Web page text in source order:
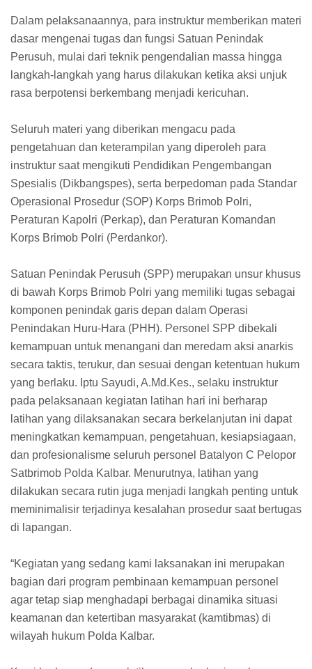
Dalam pelaksanaannya, para instruktur memberikan materi
dasar mengenai tugas dan fungsi Satuan Penindak
Perusuh, mulai dari teknik pengendalian massa hingga
langkah-langkah yang harus dilakukan ketika aksi unjuk
rasa berpotensi berkembang menjadi kericuhan.
Seluruh materi yang diberikan mengacu pada
pengetahuan dan keterampilan yang diperoleh para
instruktur saat mengikuti Pendidikan Pengembangan
Spesialis (Dikbangspes), serta berpedoman pada Standar
Operasional Prosedur (SOP) Korps Brimob Polri,
Peraturan Kapolri (Perkap), dan Peraturan Komandan
Korps Brimob Polri (Perdankor).
Satuan Penindak Perusuh (SPP) merupakan unsur khusus
di bawah Korps Brimob Polri yang memiliki tugas sebagai
komponen penindak garis depan dalam Operasi
Penindakan Huru-Hara (PHH). Personel SPP dibekali
kemampuan untuk menangani dan meredam aksi anarkis
secara taktis, terukur, dan sesuai dengan ketentuan hukum
yang berlaku. Iptu Sayudi, A.Md.Kes., selaku instruktur
pada pelaksanaan kegiatan latihan hari ini berharap
latihan yang dilaksanakan secara berkelanjutan ini dapat
meningkatkan kemampuan, pengetahuan, kesiapsiagaan,
dan profesionalisme seluruh personel Batalyon C Pelopor
Satbrimob Polda Kalbar. Menurutnya, latihan yang
dilakukan secara rutin juga menjadi langkah penting untuk
meminimalisir terjadinya kesalahan prosedur saat bertugas
di lapangan.
“Kegiatan yang sedang kami laksanakan ini merupakan
bagian dari program pembinaan kemampuan personel
agar tetap siap menghadapi berbagai dinamika situasi
keamanan dan ketertiban masyarakat (kamtibmas) di
wilayah hukum Polda Kalbar.